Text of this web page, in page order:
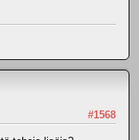
#1568